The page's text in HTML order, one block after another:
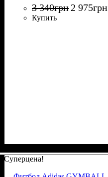
3 340грн 2 975грн
Купить
Суперцена!